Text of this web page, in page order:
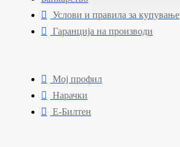
Услови и правила за купување
Гаранција на производи
Мој профил
Нарачки
Е-Билтен